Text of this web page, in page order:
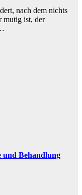
nach dem nichts
mutig ist, der
und Behandlung